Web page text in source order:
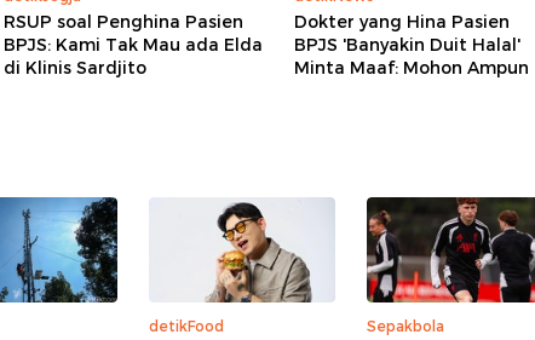
RSUP soal Penghina Pasien
BPJS: Kami Tak Mau ada Elda
di Klinis Sardjito
Dokter yang Hina Pasien
BPJS 'Banyakin Duit Halal'
Minta Maaf: Mohon Ampun
detikFood Sepakbola